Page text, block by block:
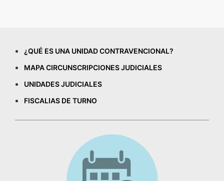
¿QUÉ ES UNA UNIDAD CONTRAVENCIONAL?
MAPA CIRCUNSCRIPCIONES JUDICIALES
UNIDADES JUDICIALES
FISCALIAS DE TURNO